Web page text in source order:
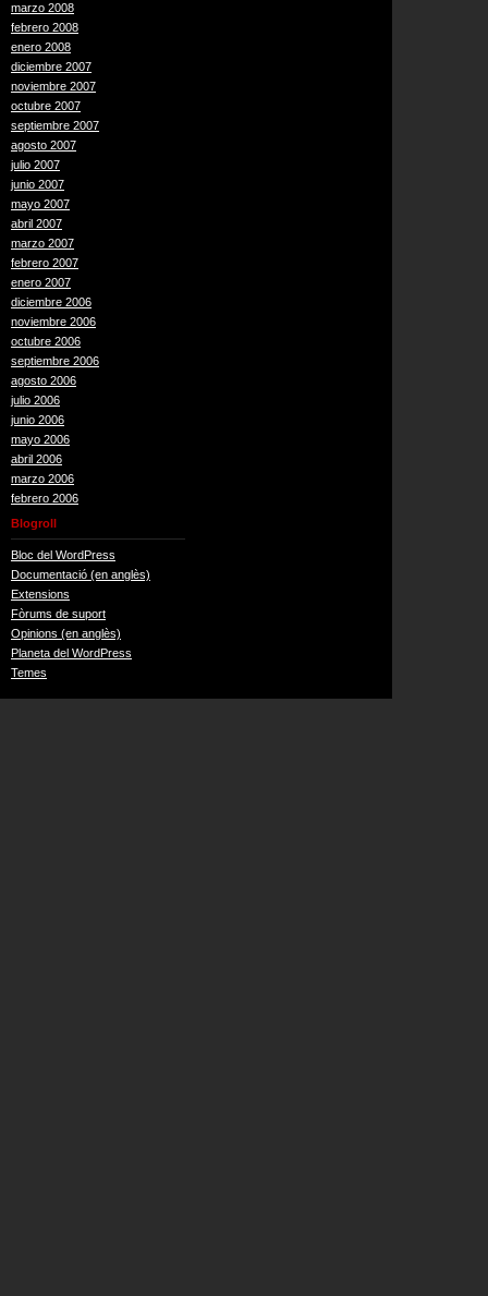
marzo 2008
febrero 2008
enero 2008
diciembre 2007
noviembre 2007
octubre 2007
septiembre 2007
agosto 2007
julio 2007
junio 2007
mayo 2007
abril 2007
marzo 2007
febrero 2007
enero 2007
diciembre 2006
noviembre 2006
octubre 2006
septiembre 2006
agosto 2006
julio 2006
junio 2006
mayo 2006
abril 2006
marzo 2006
febrero 2006
Blogroll
Bloc del WordPress
Documentació (en anglès)
Extensions
Fòrums de suport
Opinions (en anglès)
Planeta del WordPress
Temes